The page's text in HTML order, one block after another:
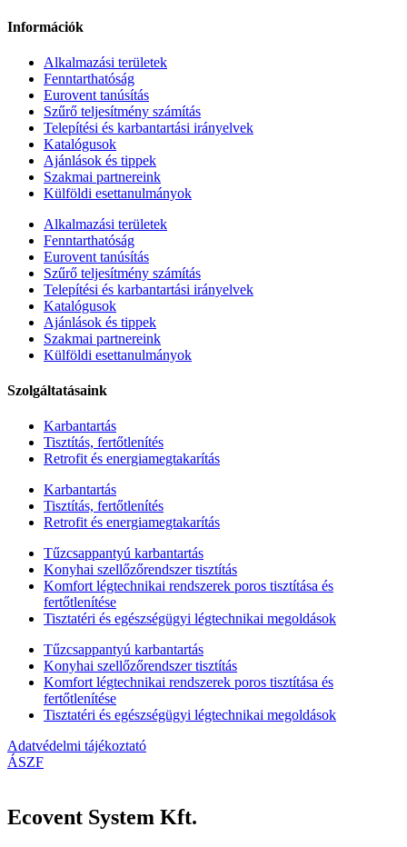
Információk
Alkalmazási területek
Fenntarthatóság
Eurovent tanúsítás
Szűrő teljesítmény számítás
Telepítési és karbantartási irányelvek
Katalógusok
Ajánlások és tippek
Szakmai partnereink
Külföldi esettanulmányok
Alkalmazási területek
Fenntarthatóság
Eurovent tanúsítás
Szűrő teljesítmény számítás
Telepítési és karbantartási irányelvek
Katalógusok
Ajánlások és tippek
Szakmai partnereink
Külföldi esettanulmányok
Szolgáltatásaink
Karbantartás
Tisztítás, fertőtlenítés
Retrofit és energiamegtakarítás
Karbantartás
Tisztítás, fertőtlenítés
Retrofit és energiamegtakarítás
Tűzcsappantyú karbantartás
Konyhai szellőzőrendszer tisztítás
Komfort légtechnikai rendszerek poros tisztítása és
fertőtlenítése
Tisztatéri és egészségügyi légtechnikai megoldások
Tűzcsappantyú karbantartás
Konyhai szellőzőrendszer tisztítás
Komfort légtechnikai rendszerek poros tisztítása és
fertőtlenítése
Tisztatéri és egészségügyi légtechnikai megoldások
Adatvédelmi tájékoztató
ÁSZF
Ecovent System Kft.